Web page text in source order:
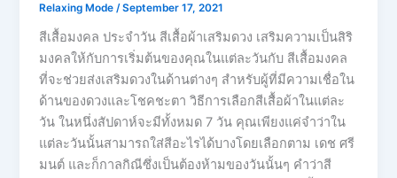
Relaxing Mode/September 17, 2021
สีเสื้อมงคล ประจำวัน สีเสื้อผ้าเสริมดวง เสริมความเป็นสิริ
มงคลให้กับการเริ่มต้นของคุณในแต่ละวันกับ สีเสื้อมงคล
ที่จะช่วยส่งเสริมดวงในด้านต่างๆ สำหรับผู้ที่มีความเชื่อใน
ด้านของดวงและโชคชะตา วิธีการเลือกสีเสื้อผ้าในแต่ละ
วัน ในหนึ่งสัปดาห์จะมีทั้งหมด 7 วัน คุณเพียงแค่จำว่าใน
แต่ละวันนั้นสามารถใส่สีอะไรได้บางโดยเลือกตาม เดช ศรี
มนต์ และก็กาลกิณีซึ่งเป็นต้องห้ามของวันนั้นๆ คำว่าสี